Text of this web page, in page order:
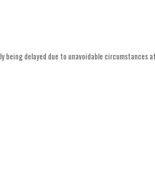
delayed due to unavoidable circumstances